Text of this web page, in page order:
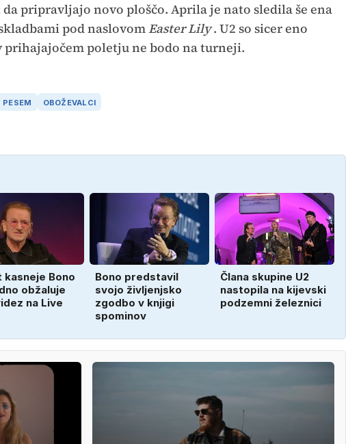
pripravljajo novo ploščo. Aprila je nato sledila še ena
pod naslovomEaster Lily. U2 so sicer eno
poletju ne bodo na turneji.
PESEM OBOŽEVALCI
kasneje Bono
obžaluje
na Live
Bono predstavil
svojo življenjsko
zgodbo v knjigi
spominov
Člana skupine U2
nastopila na kijevski
podzemni železnici